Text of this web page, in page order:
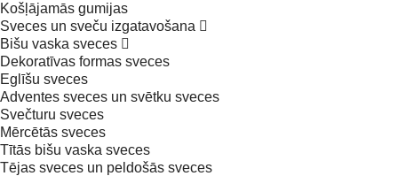
Košļājamās gumijas
Sveces un sveču izgatavošana
Bišu vaska sveces
Dekoratīvas formas sveces
Eglīšu sveces
Adventes sveces un svētku sveces
Svečturu sveces
Mērcētās sveces
Tītās bišu vaska sveces
Tējas sveces un peldošās sveces